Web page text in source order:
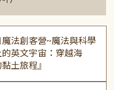
魔法創客營~魔法與科學
英文宇宙：穿越海
土旅程』